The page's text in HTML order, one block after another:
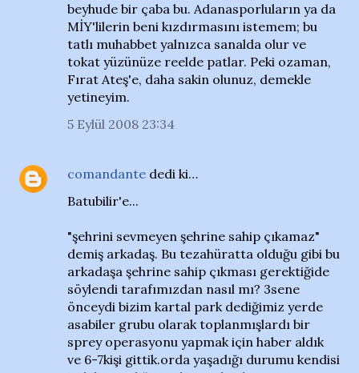
beyhude bir çaba bu. Adanasporluların ya da
MİY'lilerin beni kızdırmasını istemem; bu
tatlı muhabbet yalnızca sanalda olur ve
tokat yüzünüze reelde patlar. Peki ozaman,
Fırat Ateş'e, daha sakin olunuz, demekle
yetineyim.
5 Eylül 2008 23:34
comandante dedi ki…
Batubilir'e...
"şehrini sevmeyen şehrine sahip çıkamaz"
demiş arkadaş. Bu tezahüratta olduğu gibi bu
arkadaşa şehrine sahip çıkması gerektiğide
söylendi tarafımızdan nasıl mı? 3sene
önceydi bizim kartal park dediğimiz yerde
asabiler grubu olarak toplanmışlardı bir
sprey operasyonu yapmak için haber aldık
ve 6-7kişi gittik.orda yaşadığı durumu kendisi